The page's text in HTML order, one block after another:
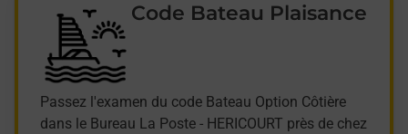
Code Bateau Plaisance
Passez l'examen du code Bateau Option Côtière
dans le Bureau La Poste - HERICOURT près de chez